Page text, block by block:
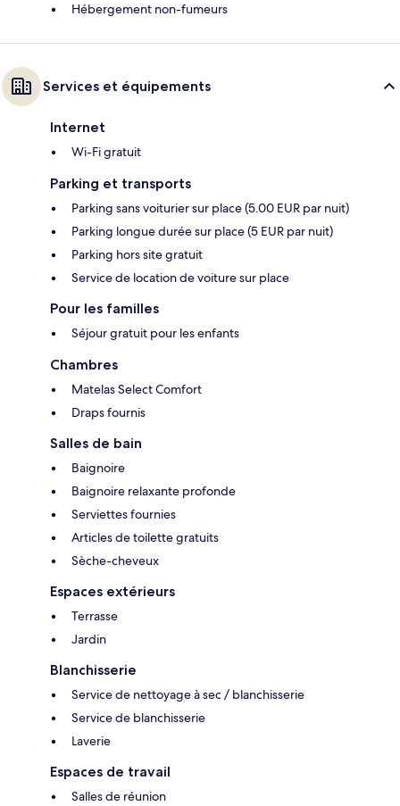
Hébergement non-fumeurs
Services et équipements
Internet
Wi-Fi gratuit
Parking et transports
Parking sans voiturier sur place (5.00 EUR par nuit)
Parking longue durée sur place (5 EUR par nuit)
Parking hors site gratuit
Service de location de voiture sur place
Pour les familles
Séjour gratuit pour les enfants
Chambres
Matelas Select Comfort
Draps fournis
Salles de bain
Baignoire
Baignoire relaxante profonde
Serviettes fournies
Articles de toilette gratuits
Sèche-cheveux
Espaces extérieurs
Terrasse
Jardin
Blanchisserie
Service de nettoyage à sec / blanchisserie
Service de blanchisserie
Laverie
Espaces de travail
Salles de réunion